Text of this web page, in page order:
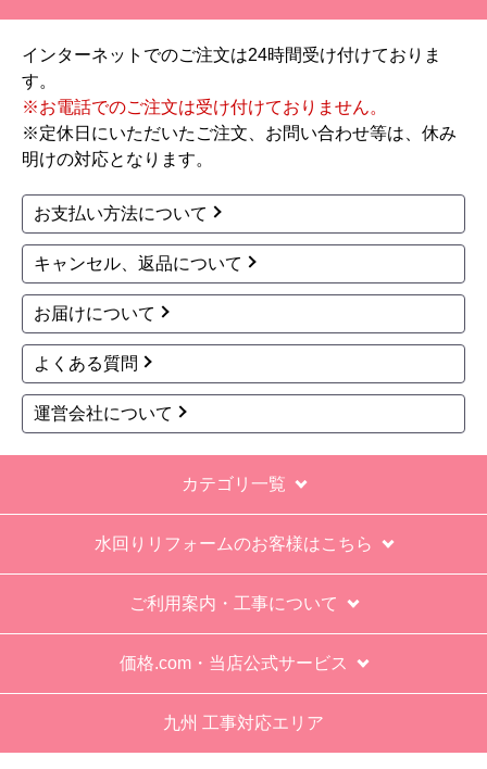
インターネットでのご注文は24時間受け付けておりま
す。
※お電話でのご注文は受け付けておりません。
※定休日にいただいたご注文、お問い合わせ等は、休み
明けの対応となります。
お支払い方法について
キャンセル、返品について
お届けについて
よくある質問
運営会社について
カテゴリ一覧
水回りリフォームのお客様はこちら
ご利用案内・工事について
価格.com・当店公式サービス
九州 工事対応エリア